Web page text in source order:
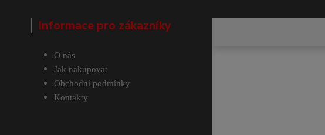
Informace pro zákazníky
O nás
Jak nakupovat
Obchodní podmínky
Kontakty